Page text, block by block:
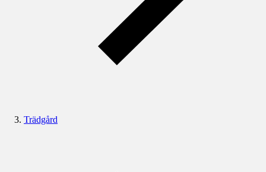
Trädgård